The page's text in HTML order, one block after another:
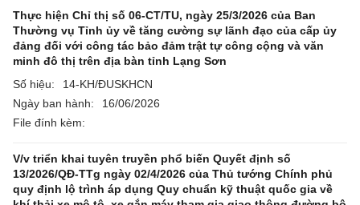
Thực hiện Chỉ thị số 06-CT/TU, ngày 25/3/2026 của Ban
Thường vụ Tỉnh ủy về tăng cường sự lãnh đạo của cấp ủy
đảng đối với công tác bảo đảm trật tự công cộng và văn
minh đô thị trên địa bàn tỉnh Lạng Sơn
Số hiệu:
14-KH/ĐUSKHCN
Ngày ban hành:
16/06/2026
File đính kèm:
V/v triển khai tuyên truyền phổ biến Quyết định số
13/2026/QĐ-TTg ngày 02/4/2026 của Thủ tướng Chính phủ
quy định lộ trình áp dụng Quy chuẩn kỹ thuật quốc gia về